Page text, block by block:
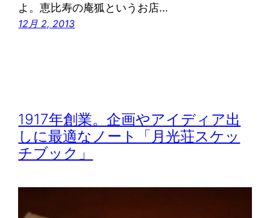
よ。恵比寿の庵狐というお店…
12月 2, 2013
1917年創業。企画やアイディア出
しに最適なノート「月光荘スケッ
チブック」